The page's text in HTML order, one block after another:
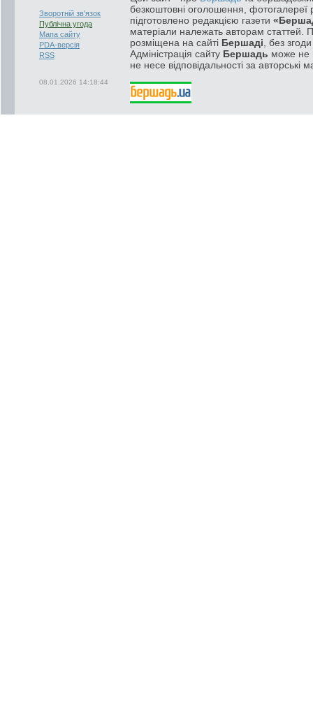
Зворотній зв'язок
Публічна угода
Мапа сайту
PDA-версія
RSS
08.01.2026 14:18:44
безкоштовні оголошення, фотогалереї
підготовлено редакцією газети
матеріали належать авторам статтей.
розміщена на сайті Бершаді , без
Адміністрація сайту Бершадь може не
не несе відповідальності за авторські